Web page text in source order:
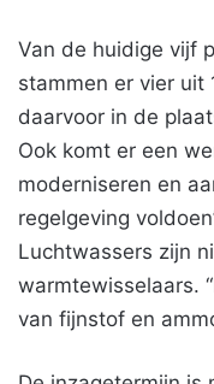
Van de huidige vijf
stammen er vier uit
daarvoor in de
Ook komt er een
moderniseren en
regelgeving
Luchtwassers zijn
warmtewisselaars.
van fijnstof en